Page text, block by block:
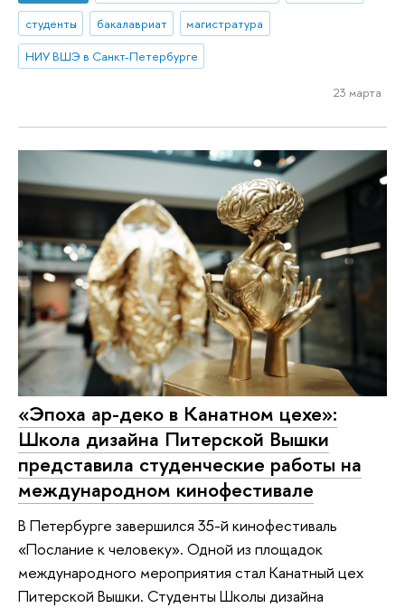
студенты бакалавриат
магистратура
НИУ ВШЭ в Санкт-Петербурге
23 марта
«Эпоха ар-деко в Канатном цехе»:
Школа дизайна Питерской Вышки
представила студенческие работы на
международном кинофестивале
В Петербурге завершился 35-й кинофестиваль
«Послание к человеку». Одной из площадок
международного мероприятия стал Канатный цех
Питерской Вышки. Студенты Школы дизайна